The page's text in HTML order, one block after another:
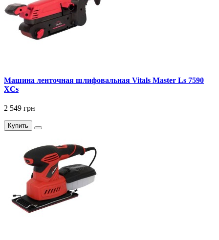
Машина ленточная шлифовальная Vitals Master Ls 7590
XCs
2 549 грн
Купить